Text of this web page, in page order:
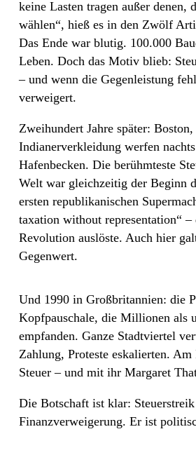
keine Lasten tragen außer denen,
wählen“, hieß es in den Zwölf
Das Ende war blutig. 100.000
Leben. Doch das Motiv blieb:
– und wenn die Gegenleistung
verweigert.
Zweihundert Jahre später:
Indianerverkleidung werfen
Hafenbecken. Die berühmteste
Welt war gleichzeitig der Beginn
ersten republikanischen
taxation without representation“ –
Revolution auslöste. Auch hier
Gegenwert.
Und 1990 in Großbritannien: die
Kopfpauschale, die Millionen als
empfanden. Ganze Stadtviertel
Zahlung, Proteste eskalierten.
Steuer – und mit ihr Margaret
Die Botschaft ist klar:
Finanzverweigerung. Er ist